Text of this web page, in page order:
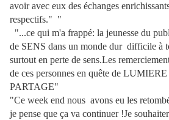
avoir avec eux des échanges
respectifs." "
"...ce qui m'a frappé: la jeunesse du
de SENS dans un monde dur difficile à
surtout en perte de sens.Les
de ces personnes en quête de
PARTAGE"
"Ce week end nous avons eu les
je pense que ça va continuer !Je